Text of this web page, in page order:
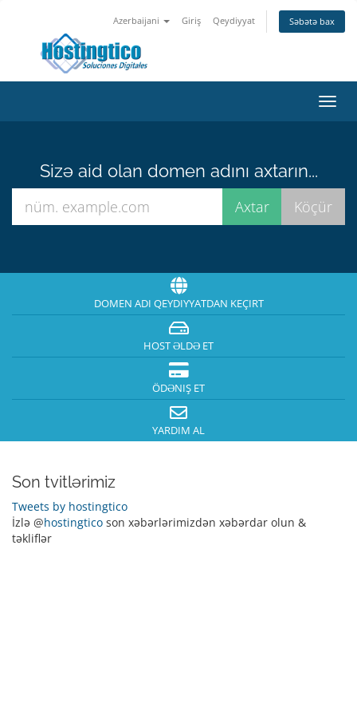
Azerbaijani Giriş Qeydiyyat Səbətə bax
keçid
Sizə aid olan domen adını axtarın...
DOMEN ADI QEYDIYYATDAN KEÇIRT
HOST ƏLDƏ ET
ÖDƏNIŞ ET
YARDIM AL
Son tvitlərimiz
Tweets by hostingtico
İzlə @hostingtico son xəbərlərimizdən xəbərdar olun &
təkliflər